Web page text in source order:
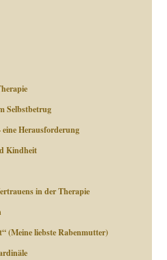
Selbstbetrug
eine Herausforderung
Kindheit
in der Therapie
(Meine liebste Rabenmutter)